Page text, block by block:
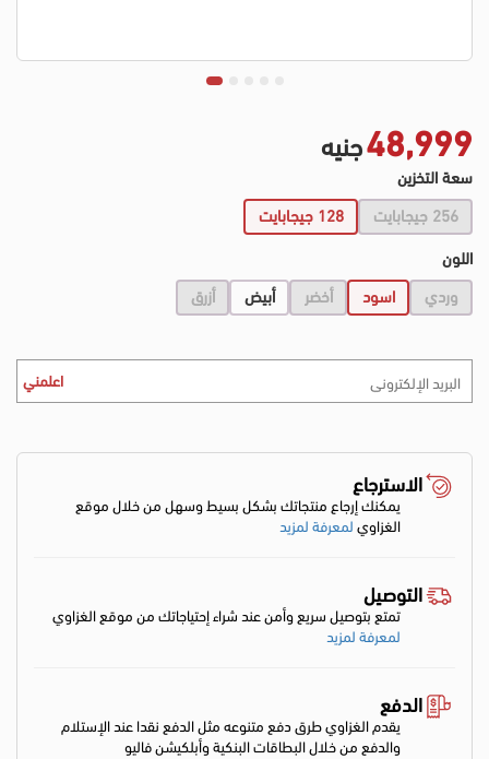
48,999جنيه
سعة التخزين
256 جيجابايت
128 جيجابايت
اللون
وردي
اسود أخضر أبيض أزرق
اعلمني
الاسترجاع
يمكنك إرجاع منتجاتك بشكل بسيط وسهل من خلال موقع
الغزاويلمعرفة لمزيد
التوصيل
تمتع بتوصيل سريع وأمن عند شراء إحتياجاتك من موقع الغزاوي
لمعرفة لمزيد
الدفع
يقدم الغزاوي طرق دفع متنوعه مثل الدفع نقدا عند الإستلام
والدفع من خلال البطاقات البنكية وأبلكيشن فاليو